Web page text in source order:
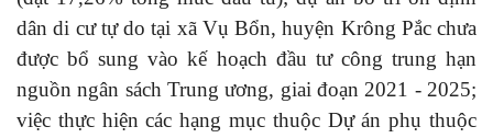
dân di cư tự do tại xã Vụ Bổn, huyện Krông Pắc chưa
được bổ sung vào kế hoạch đầu tư công trung hạn
nguồn ngân sách Trung ương, giai đoạn 2021 - 2025;
việc thực hiện các hạng mục thuộc Dự án phụ thuộc